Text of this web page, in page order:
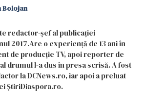
Bolojan
redactor-șef al publicației
2017.Are o experiență de 13 ani în
de producție TV, apoi reporter de
drumul l-a dus în presa scrisă. A fost
la DCNews.ro, iar apoi a preluat
ȘtiriDiaspora.ro.